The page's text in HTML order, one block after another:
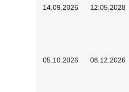
14.09.2026 12.05.2028
05.10.2026 08.12.2026